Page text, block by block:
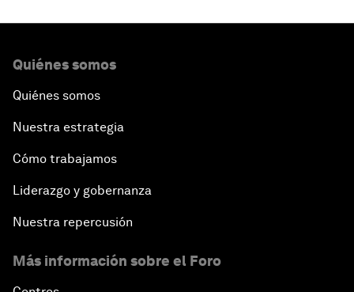
Quiénes somos
Quiénes somos
Nuestra estrategia
Cómo trabajamos
Liderazgo y gobernanza
Nuestra repercusión
Más información sobre el Foro